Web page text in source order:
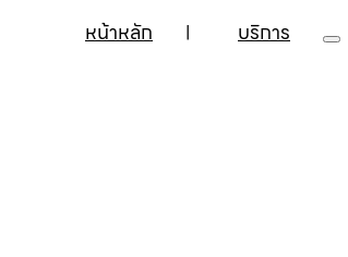
หน้าหลัก บริการ